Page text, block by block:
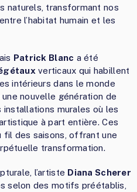
naturels, transformant nos
l’habitat humain et les
Patrick Blanc a été
verticaux qui habillent
intérieurs dans le monde
nouvelle génération de
murales où les
à part entière. Ces
des saisons, offrant une
transformation.
l’artiste Diana Scherer
selon des motifs préétablis,